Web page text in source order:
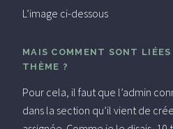
L’image ci-dessous
MAIS COMMENT SONT
THÈME ?
Pour cela, il faut que l’admin
dans la section qu’il vient de